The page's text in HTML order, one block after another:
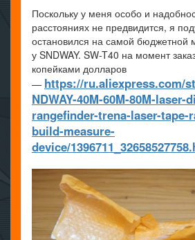
Поскольку у меня особо и
расстояниях не предвидится, я
остановился на самой бюджетной
у SNDWAY. SW-T40 на момент
копейками долларов
— https://ru.aliexpress.com/
NDWAY-40M-60M-80M-laser-
rangefinder-trena-laser-tape-
build-measure-
device/